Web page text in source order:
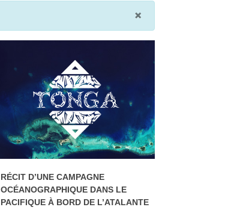
×
RÉCIT D’UNE CAMPAGNE
OCÉANOGRAPHIQUE DANS LE
PACIFIQUE À BORD DE L’ATALANTE